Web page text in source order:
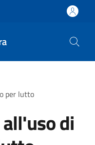
per lutto
di